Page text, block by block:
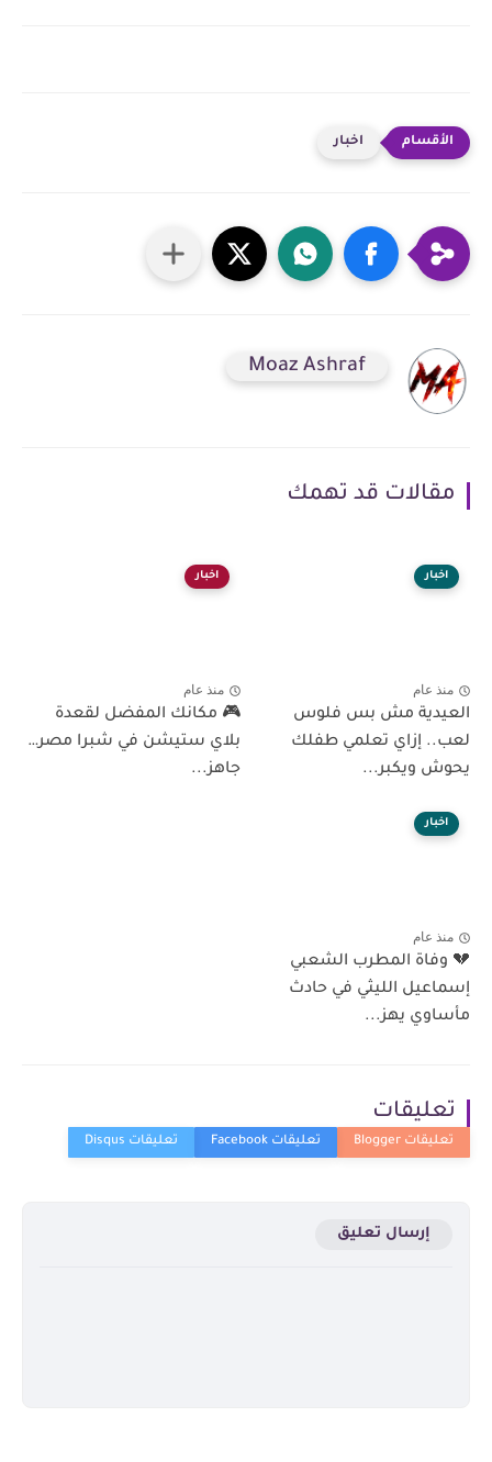
اخبار
Moaz Ashraf
مقالات قد تهمك
اخبار
منذ عام
العيدية مش بس فلوس
لعب.. إزاي تعلمي طفلك
يحوش ويكبر...
اخبار
منذ عام
🎮 مكانك المفضل لقعدة
بلاي ستيشن في شبرا مصر…
جاهز...
اخبار
منذ عام
💔 وفاة المطرب الشعبي
إسماعيل الليثي في حادث
مأساوي يهز...
تعليقات
إرسال تعليق